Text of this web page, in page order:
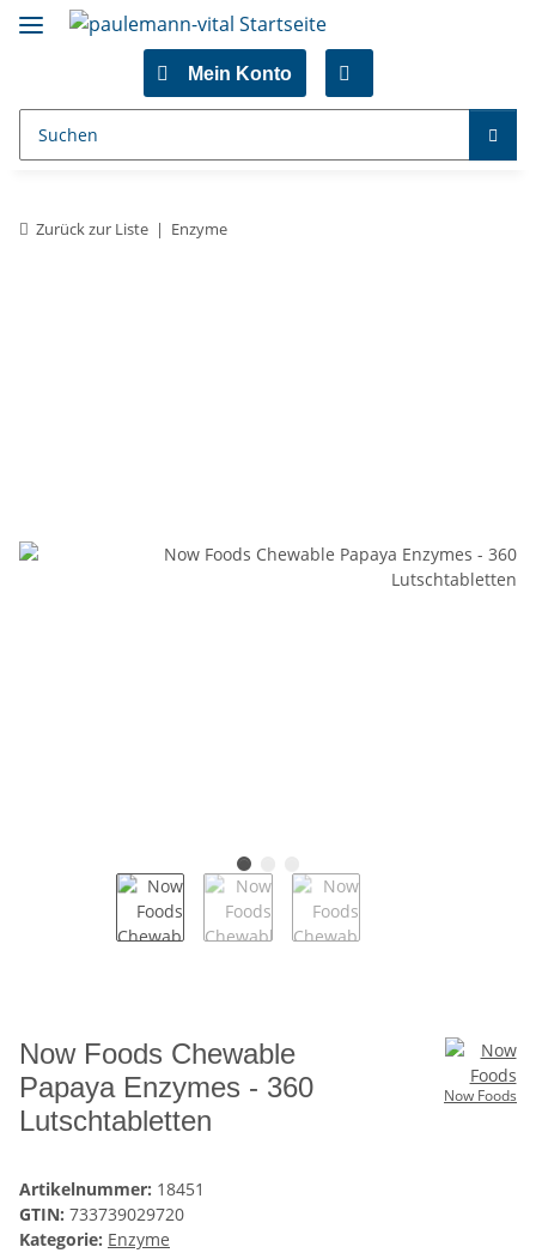
Mein Konto
Zurück zur Liste Enzyme
Now Foods
Now Foods Chewable
Papaya Enzymes - 360
Lutschtabletten
Artikelnummer: 18451
GTIN: 733739029720
Kategorie: Enzyme